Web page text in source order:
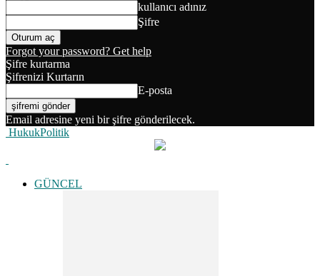
kullanıcı adınız
Şifre
Forgot your password? Get help
Şifre kurtarma
Şifrenizi Kurtarın
E-posta
Email adresine yeni bir şifre gönderilecek.
HukukPolitik
GÜNCEL